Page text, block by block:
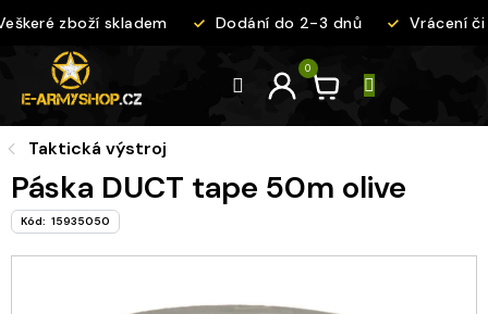
na
zboží skladem Dodání do 2-3 dnů Vrácení či
Taktická výstroj
Páska DUCT tape 50m olive
Kód: 15935050